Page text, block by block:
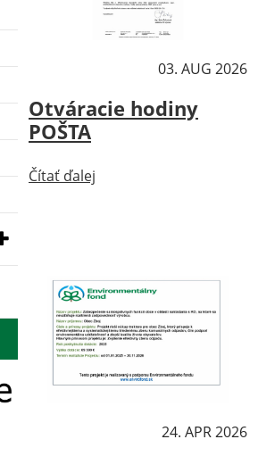
03. AUG 2026
Otváracie hodiny
POŠTA
Čítať ďalej
24. APR 2026